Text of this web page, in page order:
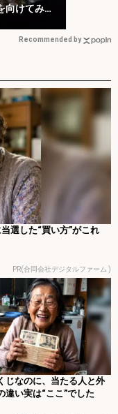
けてみよ
Recommended by
選した“買い方”がこれ
PR(合同会社デジタルファーム )
じなのに、当たる人と外
違い実は“ここ”でした